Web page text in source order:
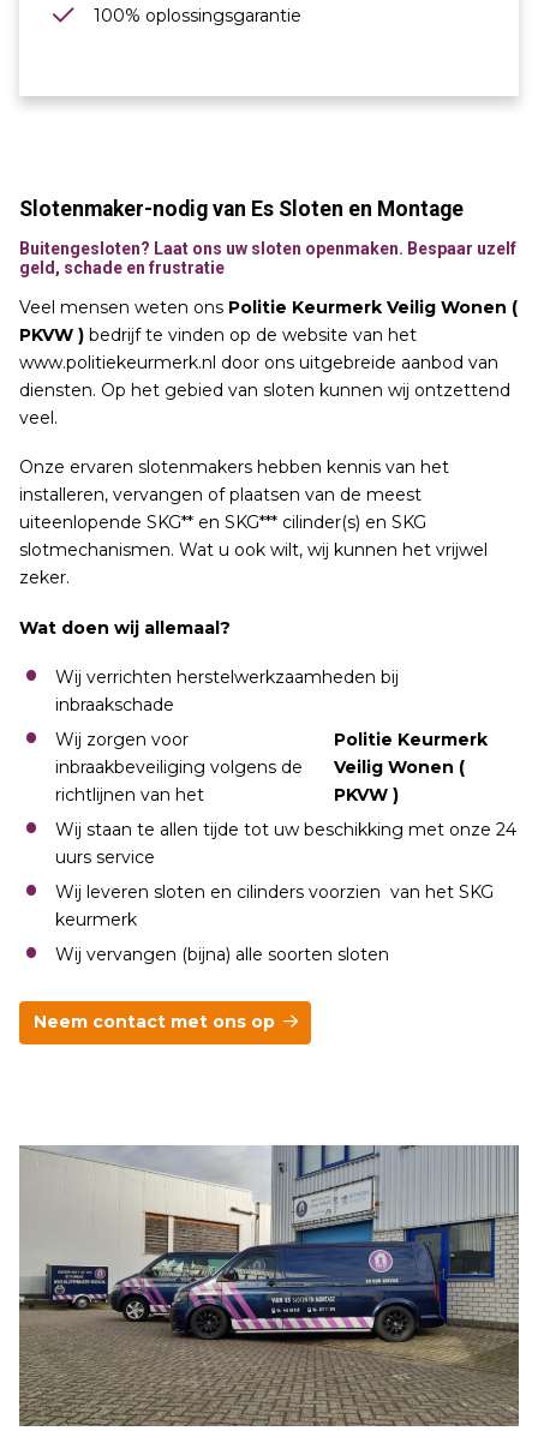
100% oplossingsgarantie
Slotenmaker-nodig van Es Sloten en Montage
Buitengesloten? Laat ons uw sloten openmaken. Bespaar uzelf
geld, schade en frustratie
Veel mensen weten ons Politie Keurmerk Veilig Wonen (
PKVW ) bedrijf te vinden op de website van het
www.politiekeurmerk.nl door ons uitgebreide aanbod van
diensten. Op het gebied van sloten kunnen wij ontzettend
veel.
Onze ervaren slotenmakers hebben kennis van het
installeren, vervangen of plaatsen van de meest
uiteenlopende SKG** en SKG*** cilinder(s) en SKG
slotmechanismen. Wat u ook wilt, wij kunnen het vrijwel
zeker.
Wat doen wij allemaal?
Wij verrichten herstelwerkzaamheden bij
inbraakschade
Wij zorgen voor
inbraakbeveiliging volgens de
richtlijnen van het
Politie Keurmerk
Veilig Wonen (
PKVW )
Wij staan te allen tijde tot uw beschikking met onze 24
uurs service
Wij leveren sloten en cilinders voorzien van het SKG
keurmerk
Wij vervangen (bijna) alle soorten sloten
Neem contact met ons op